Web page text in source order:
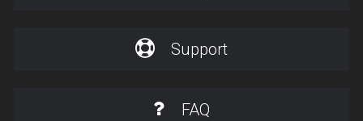
Support
FAQ